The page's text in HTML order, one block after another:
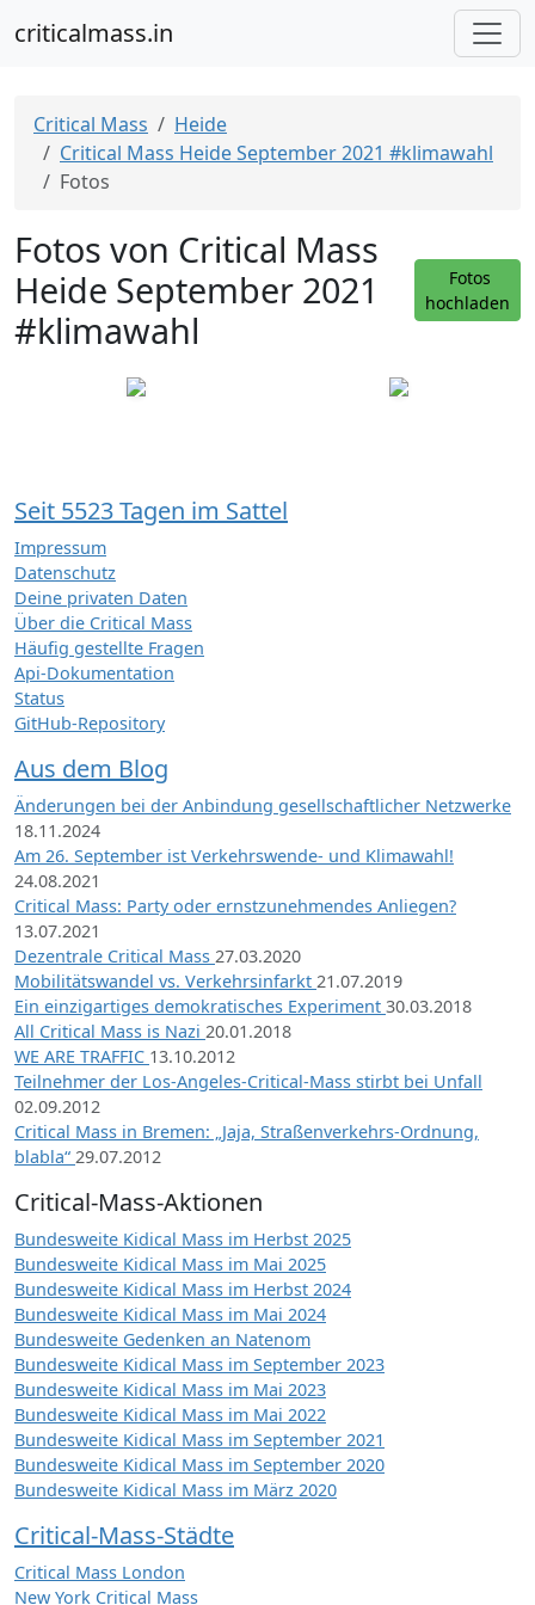
criticalmass.in
Critical Mass
Heide
Critical Mass Heide September 2021 #klimawahl
Fotos
Fotos von Critical Mass
Heide September 2021
#klimawahl
Fotos
hochladen
Seit 5523 Tagen im Sattel
Impressum
Datenschutz
Deine privaten Daten
Über die Critical Mass
Häufig gestellte Fragen
Api-Dokumentation
Status
GitHub-Repository
Aus dem Blog
Änderungen bei der Anbindung gesellschaftlicher Netzwerke
18.11.2024
Am 26. September ist Verkehrswende- und Klimawahl!
24.08.2021
Critical Mass: Party oder ernstzunehmendes Anliegen?
13.07.2021
Dezentrale Critical Mass 27.03.2020
Mobilitätswandel vs. Verkehrsinfarkt 21.07.2019
Ein einzigartiges demokratisches Experiment 30.03.2018
All Critical Mass is Nazi 20.01.2018
WE ARE TRAFFIC 13.10.2012
Teilnehmer der Los-Angeles-Critical-Mass stirbt bei Unfall
02.09.2012
Critical Mass in Bremen: „Jaja, Straßenverkehrs-Ordnung,
blabla“ 29.07.2012
Critical-Mass-Aktionen
Bundesweite Kidical Mass im Herbst 2025
Bundesweite Kidical Mass im Mai 2025
Bundesweite Kidical Mass im Herbst 2024
Bundesweite Kidical Mass im Mai 2024
Bundesweite Gedenken an Natenom
Bundesweite Kidical Mass im September 2023
Bundesweite Kidical Mass im Mai 2023
Bundesweite Kidical Mass im Mai 2022
Bundesweite Kidical Mass im September 2021
Bundesweite Kidical Mass im September 2020
Bundesweite Kidical Mass im März 2020
Critical-Mass-Städte
Critical Mass London
New York Critical Mass